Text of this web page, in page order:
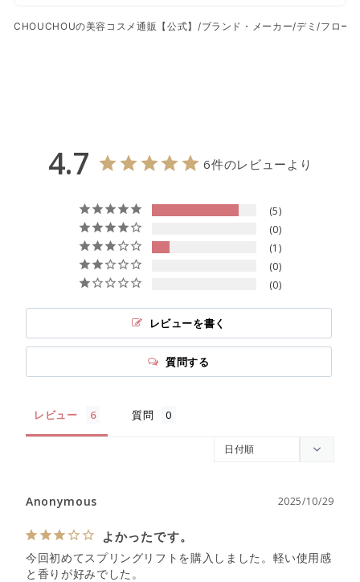
CHOUCHOUの美容コスメ通販【公式】 /ブランド・メーカー/デミ /フロー
4.7 6件のレビューより
5
0
1
0
0
レビューを書く
質問する
レビュー 質問
2025/10/29
Anonymous
よかったです。
今回初めてスプリングリフトを購入しました。軽い使用感
と香りが好みでした。